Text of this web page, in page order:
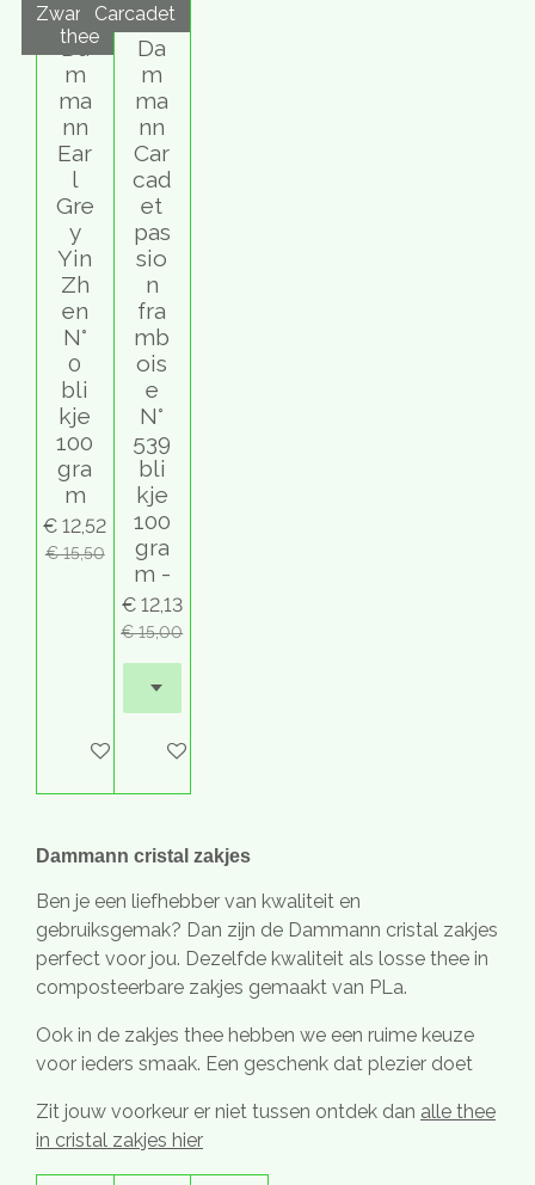
Zwarte
thee
Da
m
ma
nn
Ear
l
Gre
y
Yin
Zh
en
N°
0
bli
kje
100
gra
m
€ 12,52
€ 15,50
In winkelwagen
Carcadet
Da
m
ma
nn
Car
cad
et
pas
sio
n
fra
mb
ois
e
N°
539
bli
kje
100
gra
m -
€ 12,13
€ 15,00
In winkelwagen
Dammann cristal zakjes
Ben je een liefhebber van kwaliteit en
gebruiksgemak? Dan zijn de Dammann cristal zakjes
perfect voor jou. Dezelfde kwaliteit als losse thee in
composteerbare zakjes gemaakt van PLa.
Ook in de zakjes thee hebben we een ruime keuze
voor ieders smaak. Een geschenk dat plezier doet
Zit jouw voorkeur er niet tussen ontdek dan alle thee
in cristal zakjes hier